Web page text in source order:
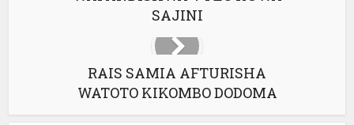
SAJINI
RAIS SAMIA AFTURISHA
WATOTO KIKOMBO DODOMA